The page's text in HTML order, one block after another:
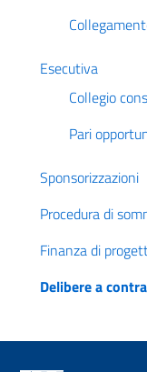
Esecutiva
Collegio
Pari
Sponsorizzazioni
Procedura di
Finanza di
Delibere a